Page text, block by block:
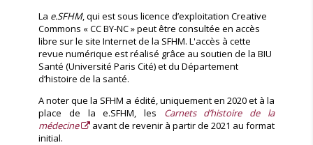
La e.SFHM, qui est sous licence d’exploitation Creative
Commons « CC BY-NC » peut être consultée en accès
libre sur le site Internet de la SFHM. L'accès à cette
revue numérique est réalisé grâce au soutien de la BIU
Santé (Université Paris Cité) et du Département
d’histoire de la santé.
A noter que la SFHM a édité, uniquement en 2020 et à la
place de la e.SFHM, les Carnets d’histoire de la
médecine
avant de revenir à partir de 2021 au format
initial.